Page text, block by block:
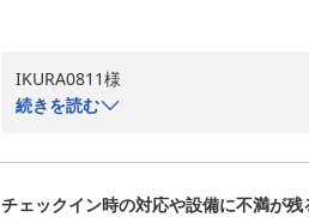
IKURA0811様
室内環境やコストパフォーマンスの面
続きを読む
チェックイン時の対応や設備に不満が残